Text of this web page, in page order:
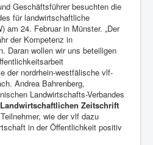
Geschäftsführer besuchten die
für landwirtschaftliche
am 24. Februar in Münster. „Der
der Kompetenz in
Daran wollen wir uns beteiligen
der nordrhein-westfälische vlf-
Andrea Bahrenberg,
Landwirtschafts-Verbandes
Landwirtschaftlichen Zeitschrift
wie der vlf dazu
in der Öffentlichkeit positiv